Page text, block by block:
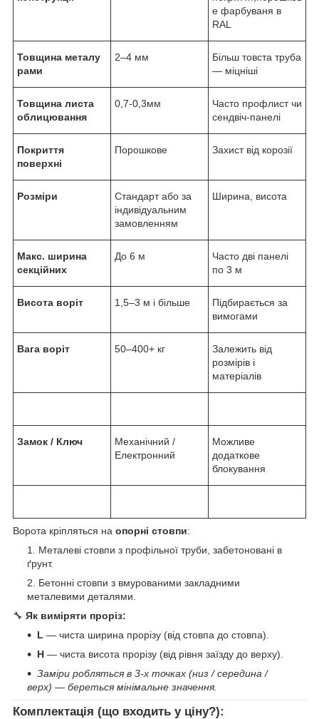
е фарбуваня в
RAL
Товщина металу
рами
2–4 мм
Більш товста труба
— міцніші
Товщина листа
облицювання
0,7-0,3мм
Часто профлист чи
сендвіч-панелі
Покриття
поверхні
Порошкове Захист від корозії
Розміри
Стандарт або за
індивідуальним
замовленням
Ширина, висота
Макс. ширина
секційних
До 6 м
Часто дві панелі
по 3 м
Висота воріт 1,5–3 м і більше
Підбирається за
вимогами
Вага воріт 50–400+ кг
Залежить від
розмірів і
матеріалів
Замок / Ключ
Механічний /
Електронний
Можливе
додаткове
блокування
Ворота кріпляться на опорні стовпи:
Металеві стовпи з профільної труби, забетоновані в
ґрунт.
Бетонні стовпи з вмурованими закладними
металевими деталями.
🔧 Як виміряти проріз:
L — чиста ширина прорізу (від стовпа до стовпа).
H — чиста висота прорізу (від рівня заїзду до верху).
Заміри робляться в 3-х точках (низ / середина /
верх) — береться мінімальне значення.
Комплектація (що входить у ціну?):